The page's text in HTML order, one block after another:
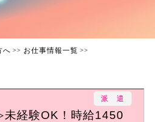
へ >> お仕事情報一覧 >>
派 遣
経験OK！時給1450